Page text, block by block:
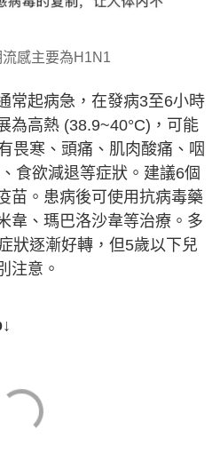
感主要為H1N1
常起病急，在發病3至6小時
為高熱 (38.9~40°C)，可能
畏寒、頭痛、肌肉酸痛、咽
食欲減退等症狀。建議6個
苗。患病後可使用抗病毒藥
韋、瑪巴洛沙韋等治療。多
狀逐漸好轉，但5歲以下兒
注意。